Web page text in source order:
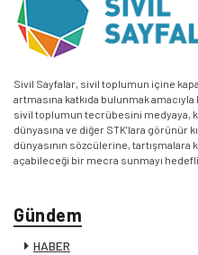
Sivil Sayfalar, sivil toplumun içine
artmasına katkıda bulunmak
sivil toplumun tecrübesini medyaya,
dünyasına ve diğer STK’lara görünür
dünyasının sözcülerine, tartışmalara
açabileceği bir mecra sunmayı
Gündem
HABER